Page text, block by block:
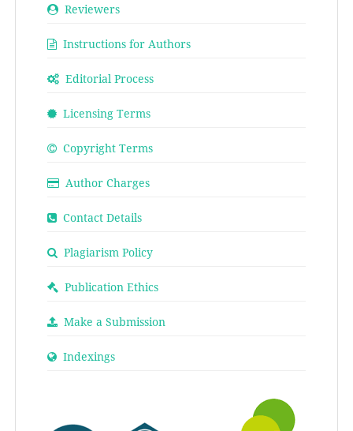
Reviewers
Instructions for Authors
Editorial Process
Licensing Terms
Copyright Terms
Author Charges
Contact Details
Plagiarism Policy
Publication Ethics
Make a Submission
Indexings